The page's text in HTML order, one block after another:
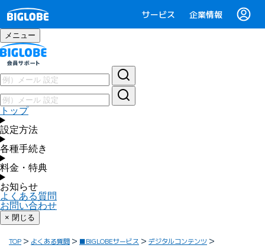
サービス 企業情報
メニュー
トップ
設定方法
各種手続き
料金・特典
お知らせ
よくある質問
お問い合わせ
× 閉じる
TOP よくある質問 ■BIGLOBEサービス
デジタルコンテンツ